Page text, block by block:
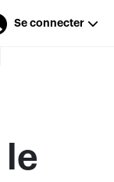
Se connecter
le